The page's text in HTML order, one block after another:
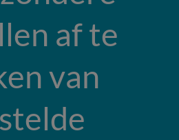
af te
van